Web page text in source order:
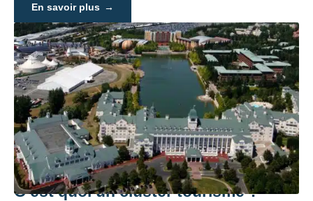
En savoir plus
C’est quoi un cluster tourisme ?